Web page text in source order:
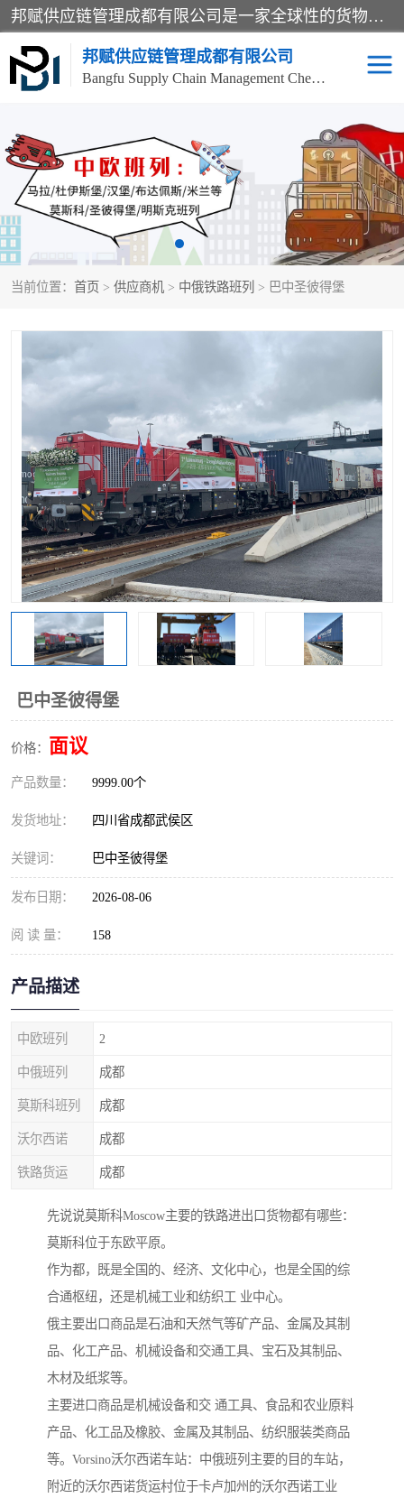
邦赋供应链管理成都有限公司是一家全球性的货物运输代理公司，主要从事：波兰中欧班列、德国中欧班列、出口莫斯科班列、中欧班列进口、蓉欧铁路、成都出口空运等业务，同时亦提供报关、报检、仓储、码头操作等服务。
邦赋供应链管理成都有限公司
Bangfu Supply Chain Management Chengdu Co.,LTD
当前位置： 首页 > 供应商机 > 中俄铁路班列 > 巴中圣彼得堡
巴中圣彼得堡
价格： 面议
产品数量： 9999.00个
发货地址： 四川省成都武侯区
关键词： 巴中圣彼得堡
发布日期： 2026-08-06
阅 读 量： 158
产品描述
中欧班列 2
中俄班列 成都
莫斯科班列 成都
沃尔西诺 成都
铁路货运 成都
先说说莫斯科Moscow主要的铁路进出口货物都有哪些：
莫斯科位于东欧平原。
作为都，既是全国的、经济、文化中心，也是全国的综
合通枢纽，还是机械工业和纺织工 业中心。
俄主要出口商品是石油和天然气等矿产品、金属及其制
品、化工产品、机械设备和交通工具、宝石及其制品、
木材及纸浆等。
主要进口商品是机械设备和交 通工具、食品和农业原料
产品、化工品及橡胶、金属及其制品、纺织服装类商品
等。Vorsino沃尔西诺车站：中俄班列主要的目的车站，
附近的沃尔西诺货运村位于卡卢加州的沃尔西诺工业
进出口门到门 成都中欧班列
国际汽运 国际空运
食品进口物流清关 南美海运
欧洲海运整柜拼箱 进口澳洲食品清关
化妆品进口清关物流
中俄铁路班列 中欧班列进口红酒啤酒
蓉欧班列进口机械设备 马来西亚物流
东南亚铁路 铁路出口拼箱/整柜
中俄班列莫斯科